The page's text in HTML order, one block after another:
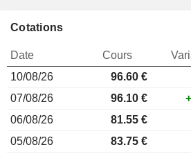
Cotations
Date Cours
10/08/26
96.60 €
07/08/26
96.10 €
06/08/26
81.55 €
05/08/26
83.75 €